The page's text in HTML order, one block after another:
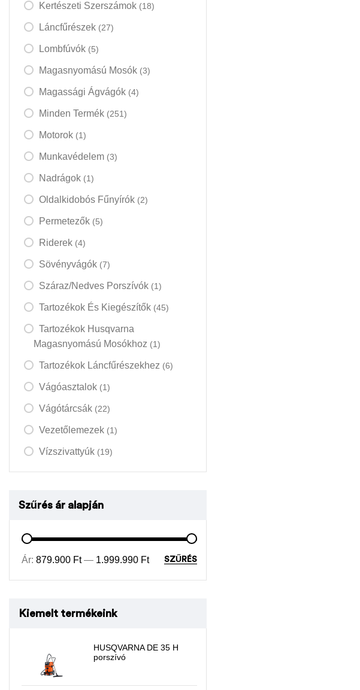
Kertészeti Szerszámok (18)
Láncfűrészek (27)
Lombfúvók (5)
Magasnyomású Mosók (3)
Magassági Ágvágók (4)
Minden Termék (251)
Motorok (1)
Munkavédelem (3)
Nadrágok (1)
Oldalkidobós Fűnyírók (2)
Permetezők (5)
Riderek (4)
Sövényvágók (7)
Száraz/nedves Porszívók (1)
Tartozékok És Kiegészítők (45)
Tartozékok Husqvarna
Magasnyomású Mosókhoz (1)
Tartozékok Láncfűrészekhez (6)
Vágóasztalok (1)
Vágótárcsák (22)
Vezetőlemezek (1)
Vízszivattyúk (19)
Szűrés ár alapján
SZŰRÉS
Ár: 879.900 Ft— 1.999.990 Ft
Kiemelt termékeink
HUSQVARNA DE 35 H
porszívó